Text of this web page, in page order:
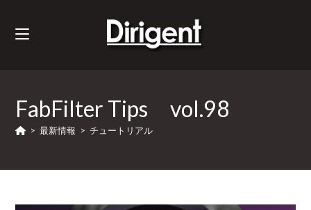
FabFilter Tips vol.98
> 最新情報 > チュートリアル